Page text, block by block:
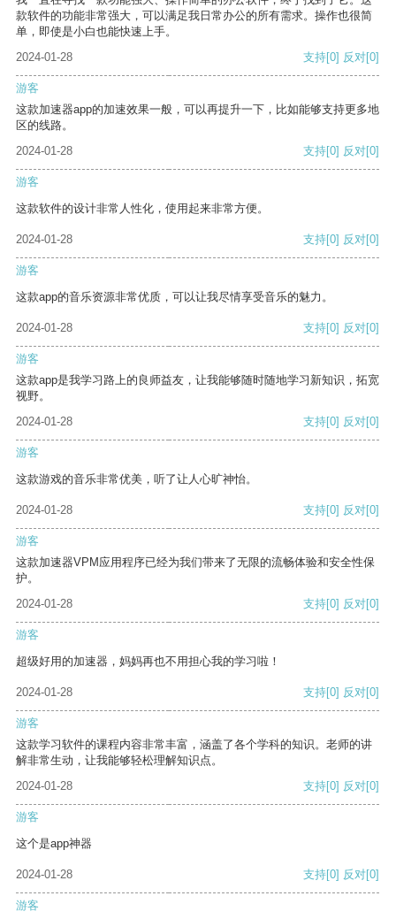
款软件的功能非常强大，可以满足我日常办公的所有需求。操作也很简
单，即使是小白也能快速上手。
2024-01-28
支持[0] 反对[0]
游客
这款加速器app的加速效果一般，可以再提升一下，比如能够支持更多地
区的线路。
2024-01-28
支持[0] 反对[0]
游客
这款软件的设计非常人性化，使用起来非常方便。
2024-01-28 支持[0] 反对[0]
游客
这款app的音乐资源非常优质，可以让我尽情享受音乐的魅力。
2024-01-28 支持[0] 反对[0]
游客
这款app是我学习路上的良师益友，让我能够随时随地学习新知识，拓宽
视野。
2024-01-28
支持[0] 反对[0]
游客
这款游戏的音乐非常优美，听了让人心旷神怡。
2024-01-28 支持[0] 反对[0]
游客
这款加速器VPM应用程序已经为我们带来了无限的流畅体验和安全性保
护。
2024-01-28
支持[0] 反对[0]
游客
超级好用的加速器，妈妈再也不用担心我的学习啦！
2024-01-28 支持[0] 反对[0]
游客
这款学习软件的课程内容非常丰富，涵盖了各个学科的知识。老师的讲
解非常生动，让我能够轻松理解知识点。
2024-01-28
支持[0] 反对[0]
游客
这个是app神器
2024-01-28 支持[0] 反对[0]
游客